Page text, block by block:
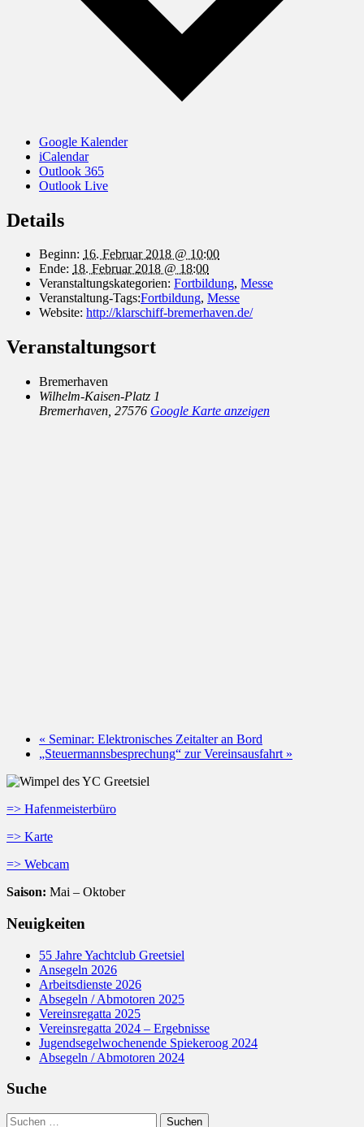
Google Kalender
iCalendar
Outlook 365
Outlook Live
Details
Beginn: 16. Februar 2018 @ 10:00
Ende: 18. Februar 2018 @ 18:00
Veranstaltungskategorien: Fortbildung, Messe
Veranstaltung-Tags:Fortbildung, Messe
Website: http://klarschiff-bremerhaven.de/
Veranstaltungsort
Bremerhaven
Wilhelm-Kaisen-Platz 1
Bremerhaven 27576 Google Karte anzeigen
« Seminar: Elektronisches Zeitalter an Bord
„Steuermannsbesprechung“ zur Vereinsausfahrt »
=> Hafenmeisterbüro
=> Karte
=> Webcam
Saison: Mai – Oktober
Neuigkeiten
55 Jahre Yachtclub Greetsiel
Ansegeln 2026
Arbeitsdienste 2026
Absegeln / Abmotoren 2025
Vereinsregatta 2025
Vereinsregatta 2024 – Ergebnisse
Jugendsegelwochenende Spiekeroog 2024
Absegeln / Abmotoren 2024
Suche
Suchen